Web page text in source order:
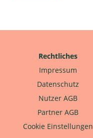
Rechtliches
Impressum
Datenschutz
Nutzer AGB
Partner AGB
Cookie Einstellungen